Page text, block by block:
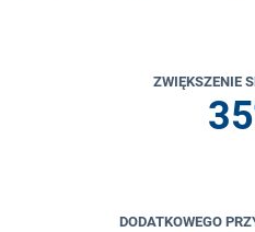
ZWIĘKSZENIE
DODATKOWEGO